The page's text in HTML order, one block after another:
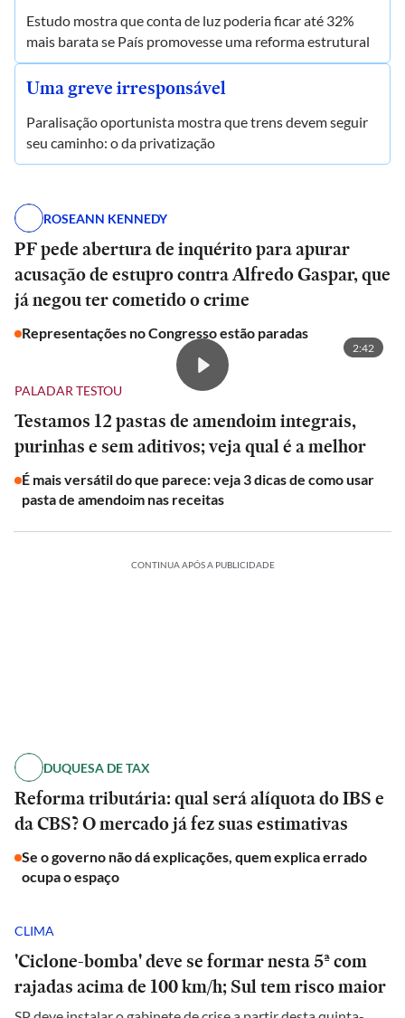
Estudo mostra que conta de luz poderia ficar até 32%
mais barata se País promovesse uma reforma estrutural
Uma greve irresponsável
Paralisação oportunista mostra que trens devem seguir
seu caminho: o da privatização
ROSEANN KENNEDY
PF pede abertura de inquérito para apurar
acusação de estupro contra Alfredo Gaspar, que
já negou ter cometido o crime
Representações no Congresso estão paradas
2:42
PALADAR TESTOU
Testamos 12 pastas de amendoim integrais,
purinhas e sem aditivos; veja qual é a melhor
É mais versátil do que parece: veja 3 dicas de como usar
pasta de amendoim nas receitas
CONTINUA APÓS A PUBLICIDADE
DUQUESA DE TAX
Reforma tributária: qual será alíquota do IBS e
da CBS? O mercado já fez suas estimativas
Se o governo não dá explicações, quem explica errado
ocupa o espaço
CLIMA
'Ciclone-bomba' deve se formar nesta 5ª com
rajadas acima de 100 km/h; Sul tem risco maior